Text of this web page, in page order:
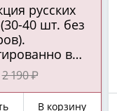
русских
40 шт. без
в
наборе:
СССР 1922-
или
2 190 ₽
В корзину